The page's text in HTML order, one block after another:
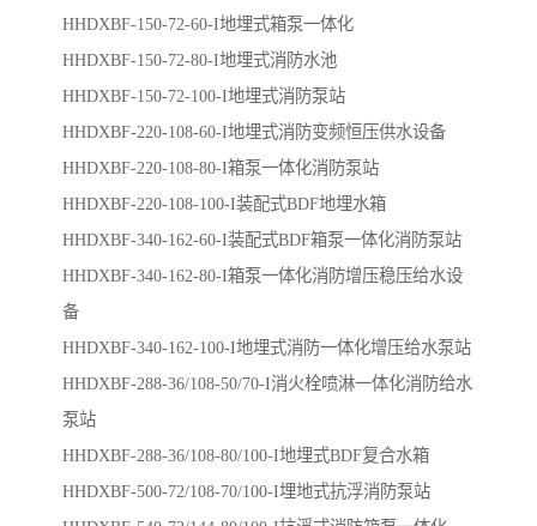
HHDXBF-150-72-60-I地埋式箱泵一体化
HHDXBF-150-72-80-I地埋式消防水池
HHDXBF-150-72-100-I地埋式消防泵站
HHDXBF-220-108-60-I地埋式消防变频恒压供水设备
HHDXBF-220-108-80-I箱泵一体化消防泵站
HHDXBF-220-108-100-I装配式BDF地埋水箱
HHDXBF-340-162-60-I装配式BDF箱泵一体化消防泵站
HHDXBF-340-162-80-I箱泵一体化消防增压稳压给水设
备
HHDXBF-340-162-100-I地埋式消防一体化增压给水泵站
HHDXBF-288-36/108-50/70-I消火栓喷淋一体化消防给水
泵站
HHDXBF-288-36/108-80/100-I​地埋式BDF复合水箱
HHDXBF-500-72/108-70/100-I​埋地式抗浮消防泵站